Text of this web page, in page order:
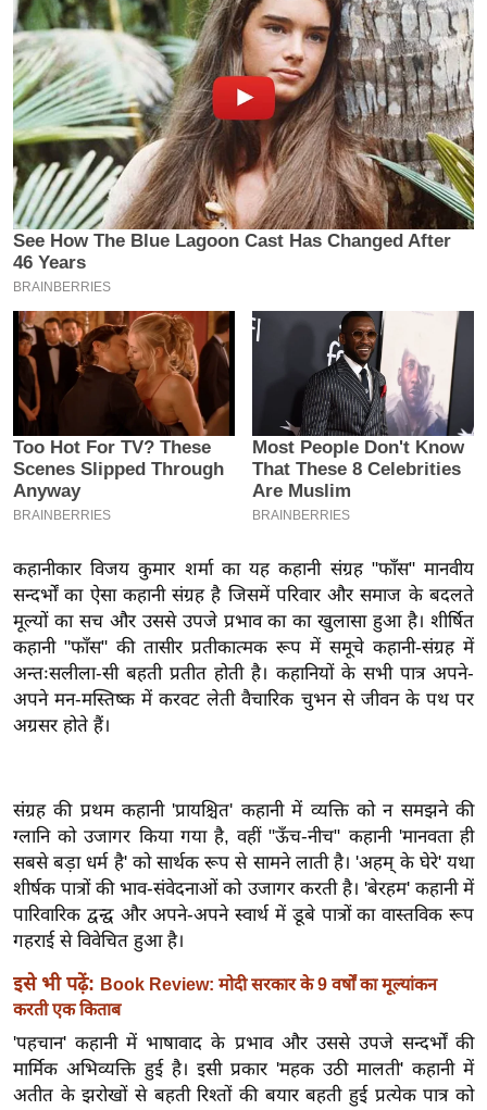
क्रि
के
ट
I
P
L
2
0
2
6
क्रा
इ
म
ई
-
पे
प
र
सा
ल
बे
मि
सा
ख्सि
य
त
यं
ग
इं
डि
या
सा
हि
त्य
कहानीकार विजय कुमार शर्मा का यह कहानी संग्रह "फाँस" मानवीय
सन्दर्भों का ऐसा कहानी संग्रह है जिसमें परिवार और समाज के बदलते
मूल्यों का सच और उससे उपजे प्रभाव का का खुलासा हुआ है। शीर्षित
कहानी "फाँस" की तासीर प्रतीकात्मक रूप में समूचे कहानी-संग्रह में
अन्तःसलीला-सी बहती प्रतीत होती है। कहानियों के सभी पात्र अपने-
अपने मन-मस्तिष्क में करवट लेती वैचारिक चुभन से जीवन के पथ पर
अग्रसर होते हैं।
संग्रह की प्रथम कहानी 'प्रायश्चित' कहानी में व्यक्ति को न समझने की
ग्लानि को उजागर किया गया है, वहीं "ऊँच-नीच" कहानी 'मानवता ही
सबसे बड़ा धर्म है' को सार्थक रूप से सामने लाती है। 'अहम् के घेरे' यथा
शीर्षक पात्रों की भाव-संवेदनाओं को उजागर करती है। 'बेरहम' कहानी में
पारिवारिक द्वन्द्व और अपने-अपने स्वार्थ में डूबे पात्रों का वास्तविक रूप
गहराई से विवेचित हुआ है।
इसे भी पढ़ें: Book Review: मोदी सरकार के 9 वर्षों का मूल्यांकन
करती एक किताब
'पहचान' कहानी में भाषावाद के प्रभाव और उससे उपजे सन्दर्भों की
मार्मिक अभिव्यक्ति हुई है। इसी प्रकार 'महक उठी मालती' कहानी में
अतीत के झरोखों से बहती रिश्तों की बयार बहती हुई प्रत्येक पात्र को